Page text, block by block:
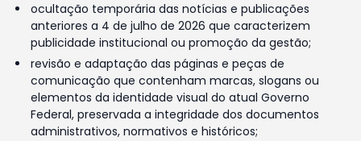
ocultação temporária das notícias e publicações
anteriores a 4 de julho de 2026 que caracterizem
publicidade institucional ou promoção da gestão;
revisão e adaptação das páginas e peças de
comunicação que contenham marcas, slogans ou
elementos da identidade visual do atual Governo
Federal, preservada a integridade dos documentos
administrativos, normativos e históricos;